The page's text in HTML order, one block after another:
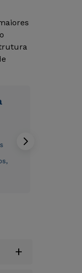
+
para o
para o